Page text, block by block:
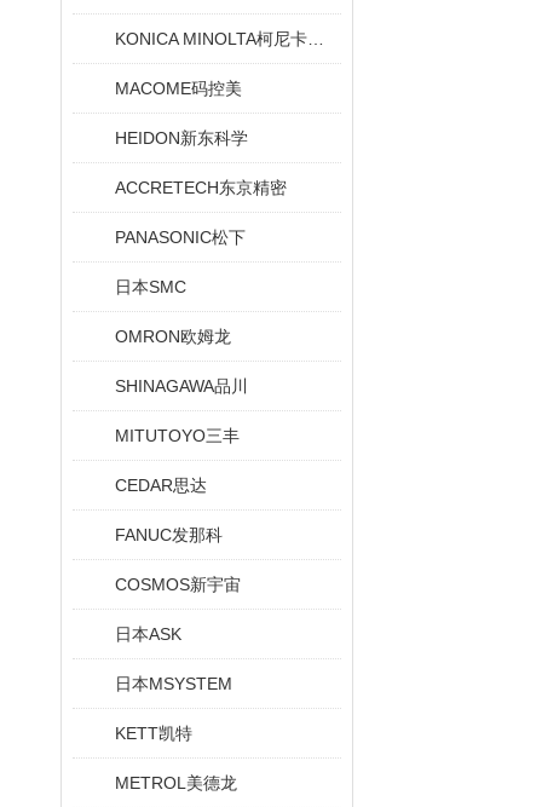
MACOME码控美
HEIDON新东科学
ACCRETECH东京精密
PANASONIC松下
日本SMC
OMRON欧姆龙
SHINAGAWA品川
MITUTOYO三丰
CEDAR思达
FANUC发那科
COSMOS新宇宙
日本ASK
日本MSYSTEM
KETT凯特
METROL美德龙